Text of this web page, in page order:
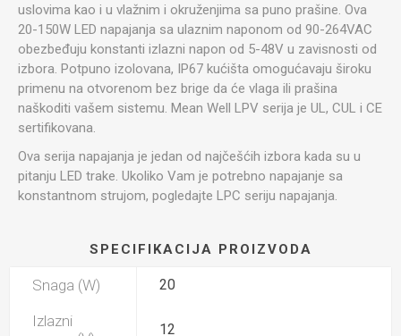
uslovima kao i u vlažnim i okruženjima sa puno prašine. Ova
20-150W LED napajanja sa ulaznim naponom od 90-264VAC
obezbeđuju konstanti izlazni napon od 5-48V u zavisnosti od
izbora. Potpuno izolovana, IP67 kućišta omogućavaju široku
primenu na otvorenom bez brige da će vlaga ili prašina
naškoditi vašem sistemu. Mean Well LPV serija je UL, CUL i CE
sertifikovana.
Ova serija napajanja je jedan od najčešćih izbora kada su u
pitanju LED trake. Ukoliko Vam je potrebno napajanje sa
konstantnom strujom, pogledajte LPC seriju napajanja.
SPECIFIKACIJA PROIZVODA
Snaga (W) 20
Izlazni
12